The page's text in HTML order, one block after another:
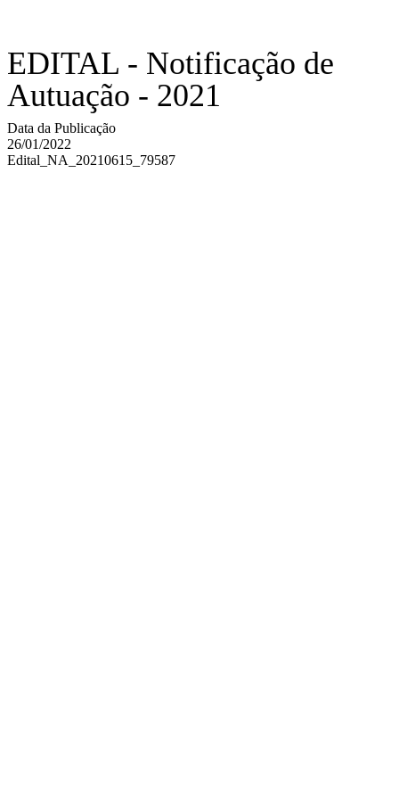
EDITAL - Notificação de
Autuação - 2021
Data da Publicação
26/01/2022
Edital_NA_20210615_79587